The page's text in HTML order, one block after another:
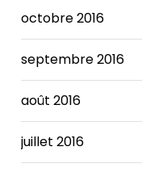
octobre 2016
septembre 2016
août 2016
juillet 2016